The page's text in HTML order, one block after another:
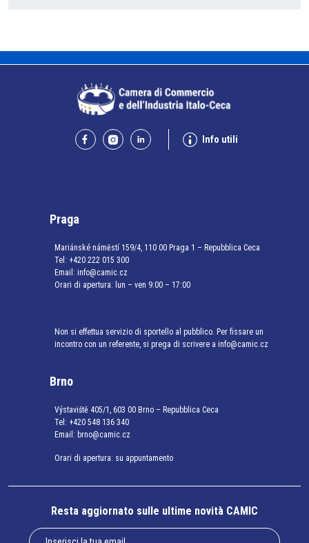
Info utili
Praga
Mariánské náměstí 159/4, 110 00 Praga 1 – Repubblica Ceca
Tel: +420 222 015 300
Email: info@camic.cz
Orari di apertura: lun – ven 9:00 – 17:00
Non si effettua servizio di sportello al pubblico. Per fissare un
incontro con un referente, si prega di scrivere a info@camic.cz
Brno
Výstaviště 405/1, 603 00 Brno – Repubblica Ceca
Tel: +420 548 136 340
Email: brno@camic.cz
Orari di apertura: su appuntamento
Resta aggiornato sulle ultime novità CAMIC